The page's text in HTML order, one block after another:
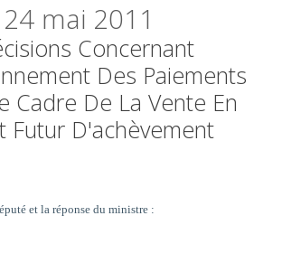
24 mai 2011
Concernant
Des Paiements
Cadre De La Vente En
Futur D'achèvement
et la réponse du ministre :